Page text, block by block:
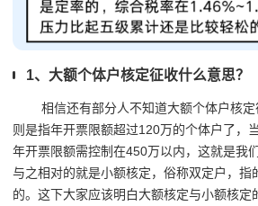
1、大额个体户核定征收什么意思？
相信还有部分人不知道大额个体户核定
则是指年开票限额超过120万的个体户了，
年开票限额需控制在450万以内，这就是我
与之相对的就是小额核定，俗称双定户，指
的。这下大家应该明白大额核定与小额核定